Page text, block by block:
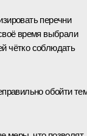
перечни
время выбрали
чётко соблюдать
обойти